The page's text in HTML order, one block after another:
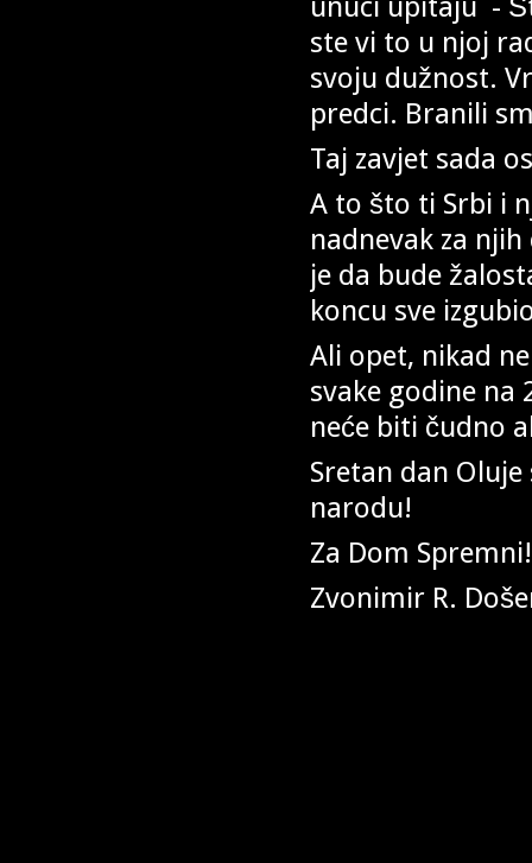
ste vi to u njoj
svoju dužnost.
predci. Branili
Taj zavjet sada
A to što ti Srbi i
nadnevak za
je da bude
koncu sve
Ali opet, nikad
svake godine na
neće biti čudno
Sretan dan
narodu!
Za Dom Spremni!
Zvonimir R.